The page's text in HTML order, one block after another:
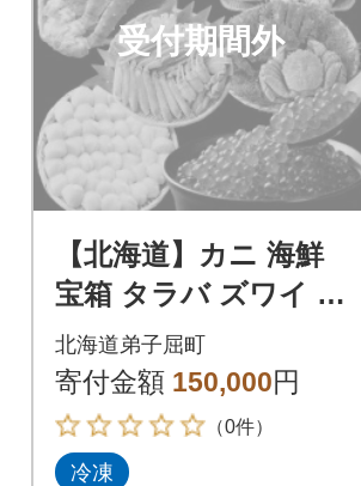
受付期間外
【北海道】カニ 海鮮
宝箱 タラバ ズワイ し
ゃぶ 毛蟹 花咲蟹 ホタ
テ いくら 546
北海道弟子屈町
寄付金額 150,000円
（0件）
冷凍